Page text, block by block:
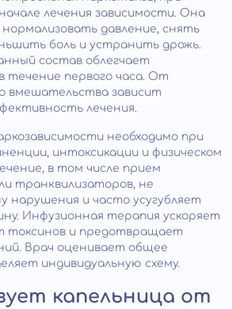
лечения зависимости. Она
давление, снять
боль и устранить дрожь.
состав облегчает
течение первого часа. От
вмешательства зависит
лечения.
необходимо при
интоксикации и физическом
в том числе прием
транквилизаторов, не
нарушения и часто усугубляет
Инфузионная терапия ускоряет
токсинов и предотвращает
Врач оценивает общее
индивидуальную схему.
капельница от